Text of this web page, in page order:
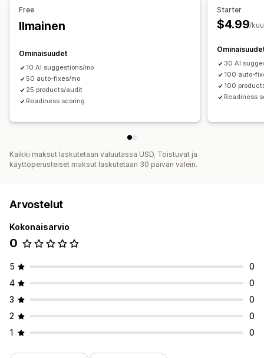
Free
Ilmainen
Ominaisuudet
10 AI suggestions/mo
50 auto-fixes/mo
25 products/audit
Readiness scoring
Starter
$4.99/
30 AI
100 auto-
100
Readiness
Kaikki maksut laskutetaan valuutassa USD. Toistuvat ja
käyttöperusteiset maksut laskutetaan 30 päivän välein.
Arvostelut
Kokonaisarvio
0
5
0
4
0
3
0
2
0
1
0